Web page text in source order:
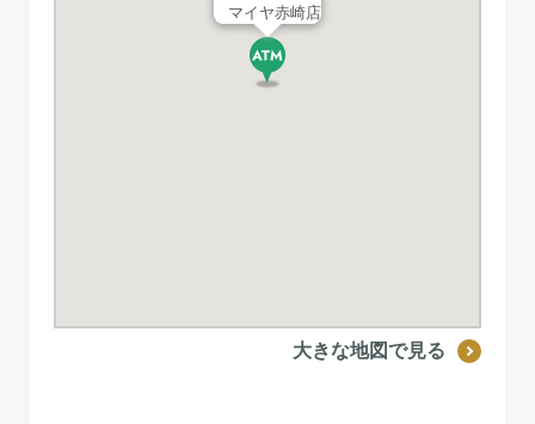
マイヤ赤崎店
大きな地図で見る